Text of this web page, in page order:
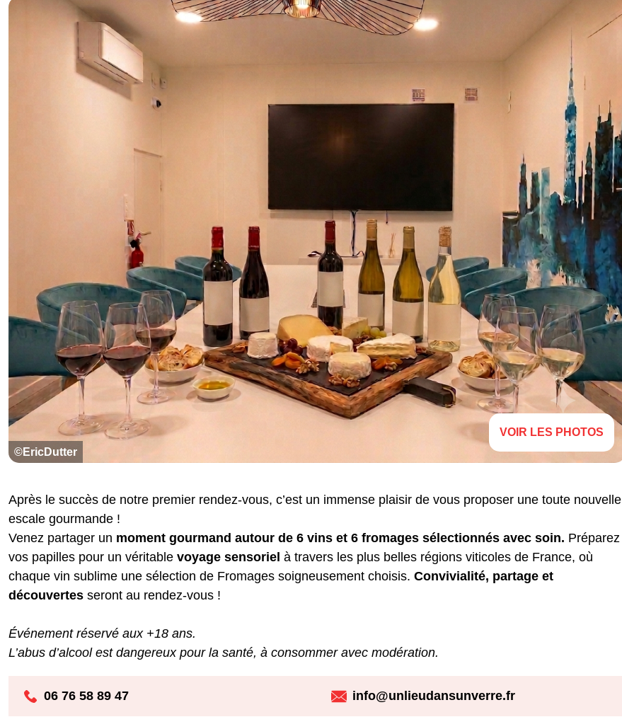
©EricDutter
VOIR LES PHOTOS
Après le succès de notre premier rendez-vous, c’est un immense plaisir de vous proposer une toute nouvelle
escale gourmande !
Venez partager un moment gourmand autour de 6 vins et 6 fromages sélectionnés avec soin. Préparez
vos papilles pour un véritable voyage sensoriel à travers les plus belles régions viticoles de France, où
chaque vin sublime une sélection de Fromages soigneusement choisis. Convivialité, partage et
découvertes seront au rendez-vous !
Événement réservé aux +18 ans.
L’abus d’alcool est dangereux pour la santé, à consommer avec modération.
06 76 58 89 47 info@unlieudansunverre.fr